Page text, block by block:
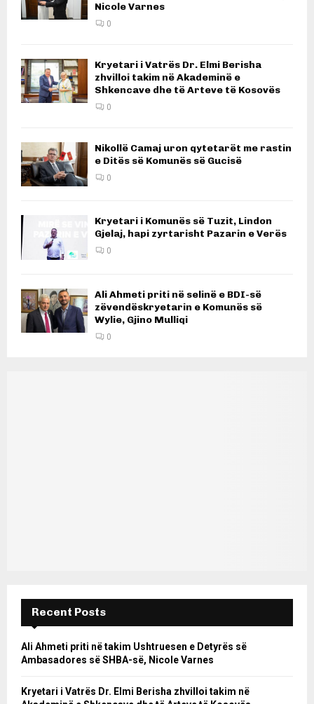
Nicole Varnes
0
Kryetari i Vatrës Dr. Elmi Berisha
zhvilloi takim në Akademinë e
Shkencave dhe të Arteve të Kosovës
0
Nikollë Camaj uron qytetarët me rastin
e Ditës së Komunës së Gucisë
0
Kryetari i Komunës së Tuzit, Lindon
Gjelaj, hapi zyrtarisht Pazarin e Verës
0
Ali Ahmeti priti në selinë e BDI-së
zëvendëskryetarin e Komunës së
Wylie, Gjino Mulliqi
0
Recent Posts
Ali Ahmeti priti në takim Ushtruesen e Detyrës së
Ambasadores së SHBA-së, Nicole Varnes
Kryetari i Vatrës Dr. Elmi Berisha zhvilloi takim në